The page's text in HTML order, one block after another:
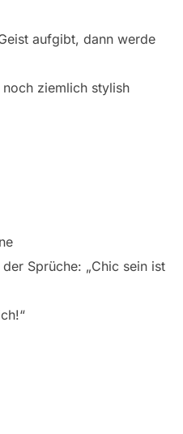
aufgibt, dann werde
ziemlich stylish
Sprüche: „Chic sein ist